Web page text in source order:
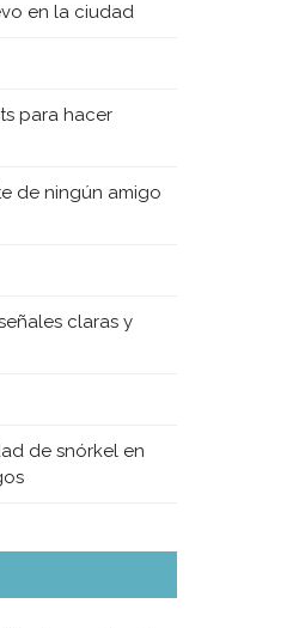
en la ciudad
para hacer
de ningún amigo
claras y
de snórkel en